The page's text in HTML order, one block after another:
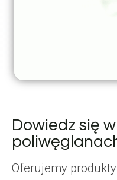
Dowiedz się
Oferujemy